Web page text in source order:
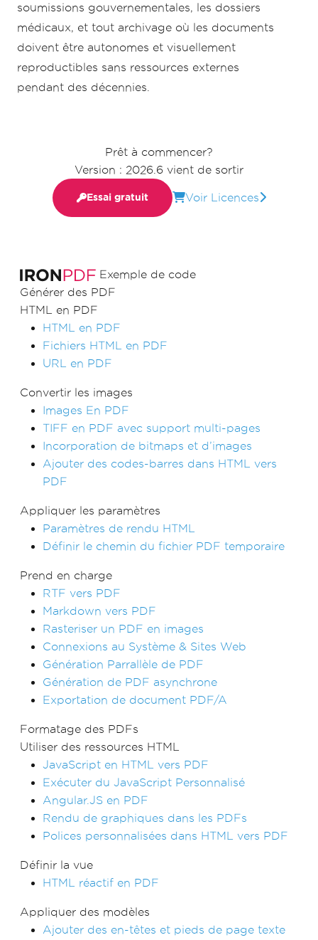
Exemple de code
Générer des PDF
HTML en PDF
HTML en PDF
Fichiers HTML en PDF
URL en PDF
Convertir les images
Images En PDF
TIFF en PDF avec support multi-pages
Incorporation de bitmaps et d’images
Ajouter des codes-barres dans HTML vers
PDF
Appliquer les paramètres
Paramètres de rendu HTML
Définir le chemin du fichier PDF temporaire
Prend en charge
RTF vers PDF
Markdown vers PDF
Rasteriser un PDF en images
Connexions au Système & Sites Web
Génération Parrallèle de PDF
Génération de PDF asynchrone
Exportation de document PDF/A
Formatage des PDFs
Utiliser des ressources HTML
JavaScript en HTML vers PDF
Exécuter du JavaScript Personnalisé
Angular.JS en PDF
Rendu de graphiques dans les PDFs
Polices personnalisées dans HTML vers PDF
Définir la vue
HTML réactif en PDF
Appliquer des modèles
Ajouter des en-têtes et pieds de page texte
soumissions gouvernementales, les dossiers
médicaux, et tout archivage où les documents
doivent être autonomes et visuellement
reproductibles sans ressources externes
pendant des décennies.
Prêt à commencer?
Version : 2026.6 vient de sortir
Essai gratuit Voir Licences